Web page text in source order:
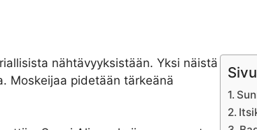
nähtävyyksistään. Yksi näistä
Moskeijaa pidetään tärkeänä